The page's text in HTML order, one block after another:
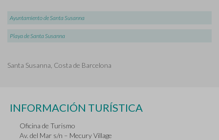
Ayuntamiento de Santa Susanna
Playa de Santa Susanna
Santa Susanna, Costa de Barcelona
INFORMACIÓN TURÍSTICA
Oficina de Turismo
Av. del Mar s/n – Mecury Village